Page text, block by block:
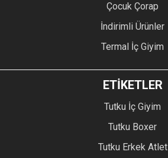
Çocuk Çorap
İndirimli Ürünler
Termal İç Giyim
ETİKETLER
Tutku İç Giyim
Tutku Boxer
Tutku Erkek Atlet